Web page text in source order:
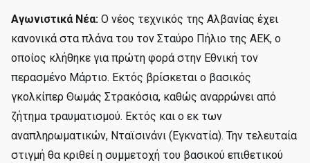
Αγωνιστικά Νέα: Ο νέος τεχνικός της Αλβανίας έχει
κανονικά στα πλάνα του τον Σταύρο Πήλιο της ΑΕΚ, ο
οποίος κλήθηκε για πρώτη φορά στην Εθνική τον
περασμένο Μάρτιο. Εκτός βρίσκεται ο βασικός
γκολκίπερ Θωμάς Στρακόσια, καθώς αναρρώνει από
ζήτημα τραυματισμού. Εκτός και ο εκ των
αναπληρωματικών, Νταϊσινάνι (Εγκνατία). Την τελευταία
στιγμή θα κριθεί η συμμετοχή του βασικού επιθετικού